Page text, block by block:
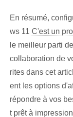
En résumé,
ws 11 C'est un
le meilleur parti
collaboration de
rites dans cet
ent les options
répondre à vos
t prêt à